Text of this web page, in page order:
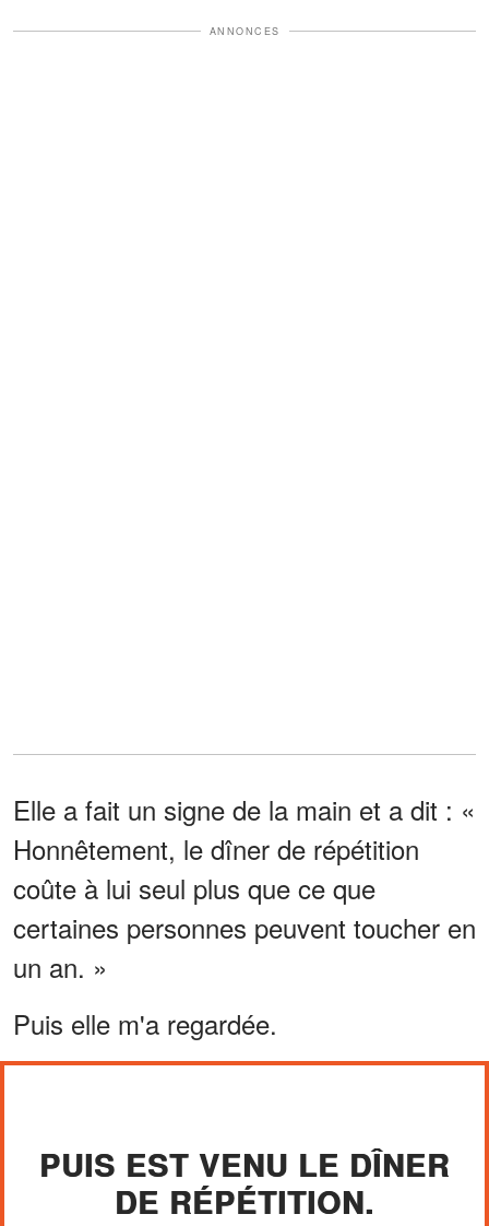
ANNONCES
Elle a fait un signe de la main et a dit : «
Honnêtement, le dîner de répétition
coûte à lui seul plus que ce que
certaines personnes peuvent toucher en
un an. »
Puis elle m'a regardée.
PUIS EST VENU LE DÎNER
DE RÉPÉTITION.